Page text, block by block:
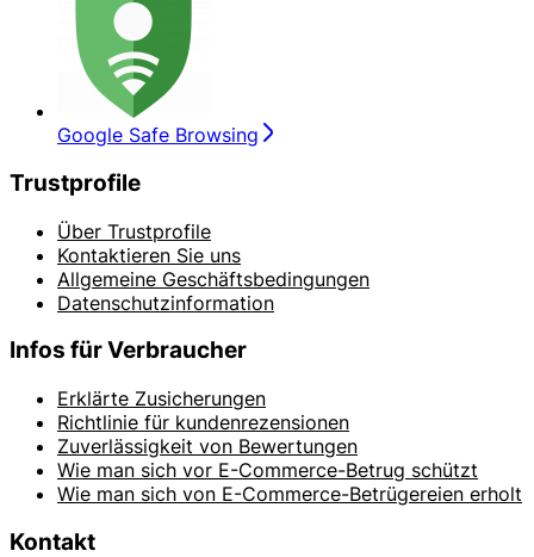
Google Safe Browsing
Trustprofile
Über Trustprofile
Kontaktieren Sie uns
Allgemeine Geschäftsbedingungen
Datenschutzinformation
Infos für Verbraucher
Erklärte Zusicherungen
Richtlinie für kundenrezensionen
Zuverlässigkeit von Bewertungen
Wie man sich vor E-Commerce-Betrug schützt
Wie man sich von E-Commerce-Betrügereien erholt
Kontakt